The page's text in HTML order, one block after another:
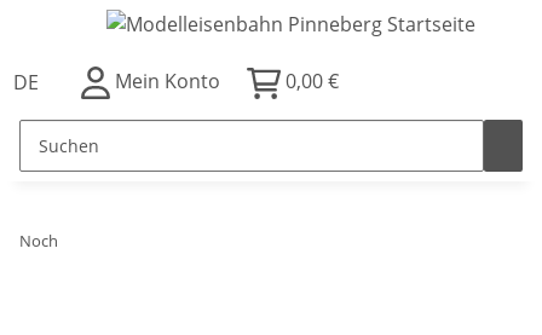
DE Mein Konto 0,00 €
Noch